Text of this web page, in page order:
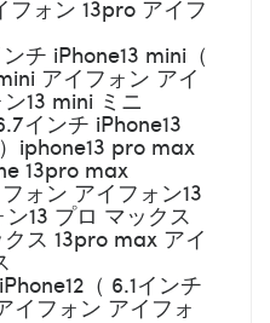
フォン 13pro アイフ
チ iPhone13 mini（
アイフォン アイ
13 mini ミニ
インチ iPhone13
iphone13 pro max
13pro max
ォン アイフォン13
13 プロ マックス
ス 13pro max アイ
（ 6.1インチ
イフォン アイフォ